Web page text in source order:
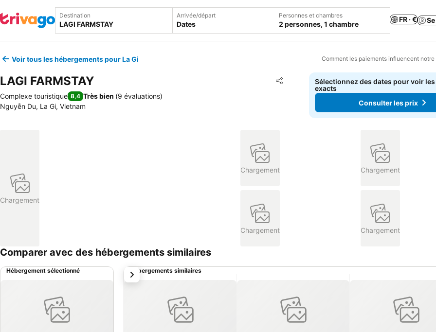
Destination Arrivée/départ
Dates
Personnes et chambres
2 personnes, 1 chambre
FR · €
Voir tous les hébergements pour La Gi Comment les paiements influencent
LAGI FARMSTAY Partager
Ajouter à mes favoris
Complexe touristique 8,4 Très bien (9 évaluations)
Nguyễn Du, La Gi, Vietnam
Sélectionnez des dates pour voir
exacts
Consulter les prix
Chargement
Chargement Chargement
Chargement Chargement
Comparer avec des hébergements similaires
Hébergement sélectionné Hébergements similaires
suivant